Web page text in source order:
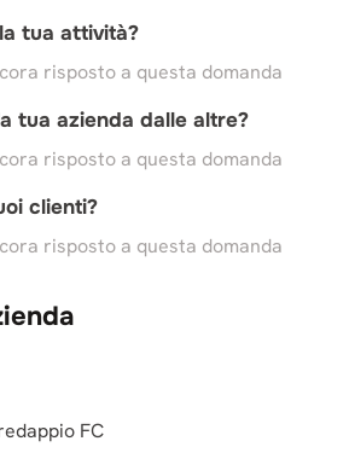
tua attività?
risposto a questa domanda
tua azienda dalle altre?
risposto a questa domanda
clienti?
risposto a questa domanda
FC